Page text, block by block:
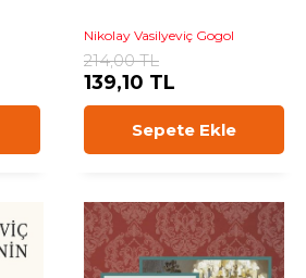
Nikolay Vasilyeviç Gogol
214,00 TL
139,10 TL
Sepete Ekle